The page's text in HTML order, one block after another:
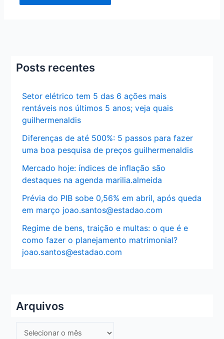
Posts recentes
Setor elétrico tem 5 das 6 ações mais
rentáveis nos últimos 5 anos; veja quais
guilhermenaldis
Diferenças de até 500%: 5 passos para fazer
uma boa pesquisa de preços guilhermenaldis
Mercado hoje: índices de inflação são
destaques na agenda marilia.almeida
Prévia do PIB sobe 0,56% em abril, após queda
em março joao.santos@estadao.com
Regime de bens, traição e multas: o que é e
como fazer o planejamento matrimonial?
joao.santos@estadao.com
Arquivos